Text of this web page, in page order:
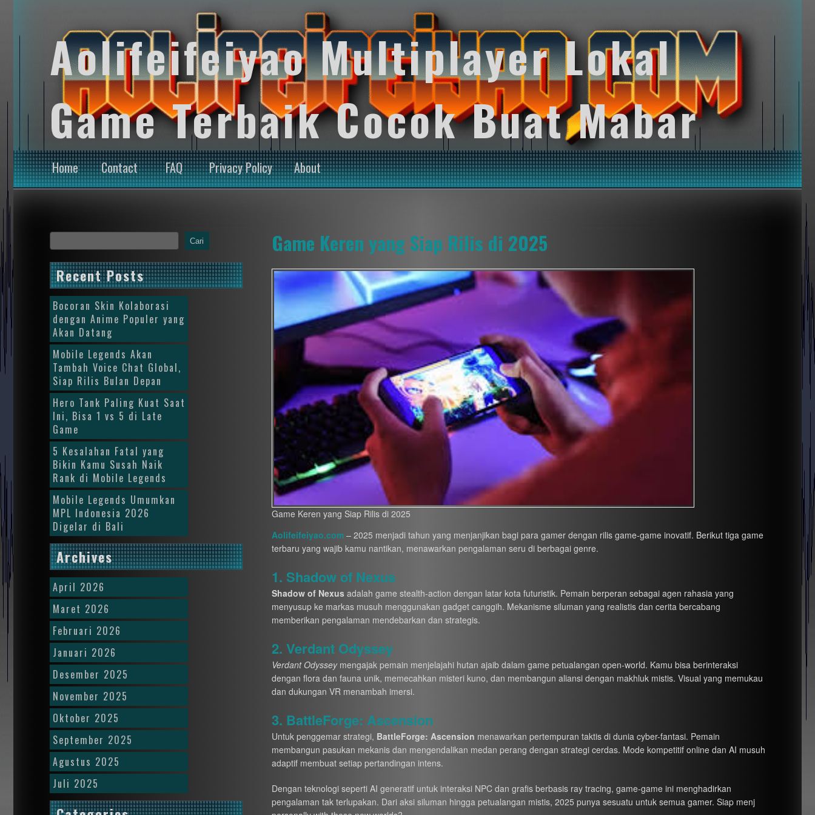
Aolifeifeiyao Multiplayer Lokal
Game Terbaik Cocok Buat Mabar
Home Contact FAQ Privacy Policy About
Game Keren yang Siap Rilis di 2025
Game Keren yang Siap Rilis di 2025
Aolifeifeiyao.com– 2025 menjadi tahun yang menjanjikan bagi para gamer dengan rilis game-game inovatif. Berikut tiga game
terbaru yang wajib kamu nantikan, menawarkan pengalaman seru di berbagai genre.
1. Shadow of Nexus
Shadow of Nexusadalah game stealth-action dengan latar kota futuristik. Pemain berperan sebagai agen rahasia yang
menyusup ke markas musuh menggunakan gadget canggih. Mekanisme siluman yang realistis dan cerita bercabang
memberikan pengalaman mendebarkan dan strategis.
2. Verdant Odyssey
Verdant Odysseymengajak pemain menjelajahi hutan ajaib dalam game petualangan open-world. Kamu bisa berinteraksi
dengan flora dan fauna unik, memecahkan misteri kuno, dan membangun aliansi dengan makhluk mistis. Visual yang memukau
dan dukungan VR menambah imersi.
3. BattleForge: Ascension
Untuk penggemar strategi, BattleForge: Ascension menawarkan pertempuran taktis di dunia cyber-fantasi. Pemain
membangun pasukan mekanis dan mengendalikan medan perang dengan strategi cerdas. Mode kompetitif online dan AI musuh
adaptif membuat setiap pertandingan intens.
Dengan teknologi seperti AI generatif untuk interaksi NPC dan grafis berbasis ray tracing, game-game ini menghadirkan
pengalaman tak terlupakan. Dari aksi siluman hingga petualangan mistis, 2025 punya sesuatu untuk semua gamer. Siap menj
Cari
Recent Posts
Bocoran Skin Kolaborasi
dengan Anime Populer yang
Akan Datang
Mobile Legends Akan
Tambah Voice Chat Global,
Siap Rilis Bulan Depan
Hero Tank Paling Kuat Saat
Ini, Bisa 1 vs 5 di Late
Game
5 Kesalahan Fatal yang
Bikin Kamu Susah Naik
Rank di Mobile Legends
Mobile Legends Umumkan
MPL Indonesia 2026
Digelar di Bali
Archives
April 2026
Maret 2026
Februari 2026
Januari 2026
Desember 2025
November 2025
Oktober 2025
September 2025
Agustus 2025
Juli 2025